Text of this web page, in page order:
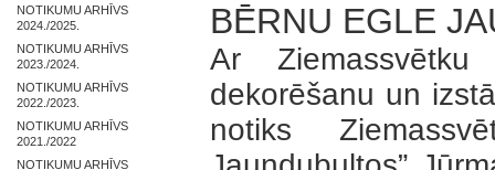
NOTIKUMU ARHĪVS
2024./2025.
NOTIKUMU ARHĪVS
2023./2024.
NOTIKUMU ARHĪVS
2022./2023.
NOTIKUMU ARHĪVS
2021./2022
NOTIKUMU ARHĪVS
BĒRNU EGLE
Ar
dekorēšanu un
notiks